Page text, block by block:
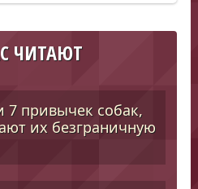
ЧИТАЮТ
7 привычек собак,
их безграничную